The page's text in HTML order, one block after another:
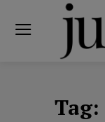
Tag: